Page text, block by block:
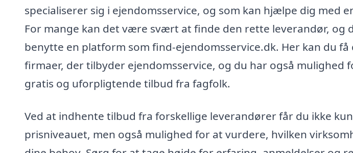
specialiserer sig i ejendomsservice, og som kan hjælpe dig med
For mange kan det være svært at finde den rette leverandør, og
benytte en platform som find-ejendomsservice.dk. Her kan du
firmaer, der tilbyder ejendomsservice, og du har også mulighed
gratis og uforpligtende tilbud fra fagfolk.
Ved at indhente tilbud fra forskellige leverandører får du ikke
prisniveauet, men også mulighed for at vurdere, hvilken